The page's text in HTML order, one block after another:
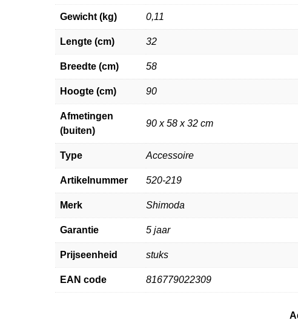
Gewicht (kg) 0,11
Lengte (cm) 32
Breedte (cm) 58
Hoogte (cm) 90
Afmetingen
(buiten)
90 x 58 x 32 cm
Type Accessoire
Artikelnummer 520-219
Merk Shimoda
Garantie 5 jaar
Prijseenheid stuks
EAN code 816779022309